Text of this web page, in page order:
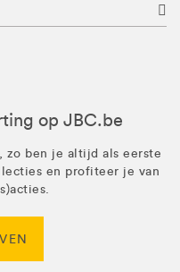
op JBC.be
ben je altijd als eerste
en profiteer je van